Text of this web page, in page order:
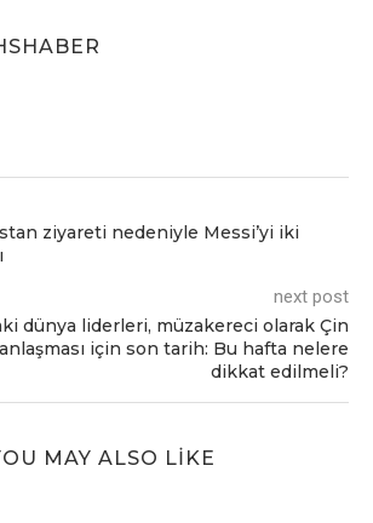
ziyareti nedeniyle Messi’yi iki
next post
dünya liderleri, müzakereci olarak Çin
için son tarih: Bu hafta nelere
dikkat edilmeli?
MAY ALSO LIKE